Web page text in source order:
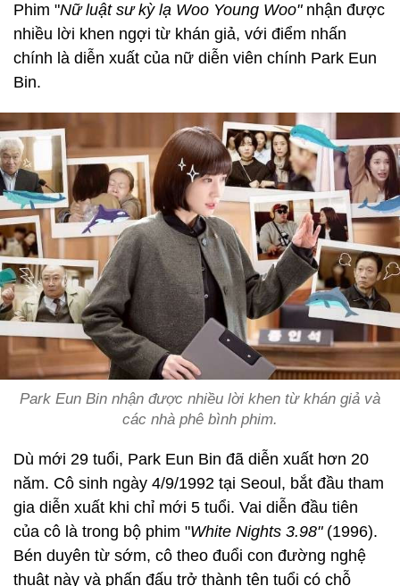
Phim "Nữ luật sư kỳ lạ Woo Young Woo"nhận được
nhiều lời khen ngợi từ khán giả, với điểm nhấn
chính là diễn xuất của nữ diễn viên chính Park Eun
Bin.
Park Eun Bin nhận được nhiều lời khen từ khán giả và
các nhà phê bình phim.
Dù mới 29 tuổi, Park Eun Bin đã diễn xuất hơn 20
năm. Cô sinh ngày 4/9/1992 tại Seoul, bắt đầu tham
gia diễn xuất khi chỉ mới 5 tuổi. Vai diễn đầu tiên
của cô là trong bộ phim "White Nights 3.98" (1996).
Bén duyên từ sớm, cô theo đuổi con đường nghệ
thuật này và phấn đấu trở thành tên tuổi có chỗ